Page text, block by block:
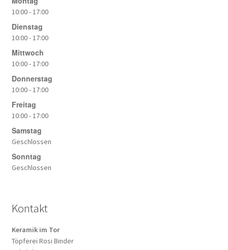
10:00 - 17:00
Dienstag
10:00 - 17:00
Mittwoch
10:00 - 17:00
Donnerstag
10:00 - 17:00
Freitag
10:00 - 17:00
Samstag
Geschlossen
Sonntag
Geschlossen
Kontakt
Keramik im Tor
Töpferei Rosi Binder